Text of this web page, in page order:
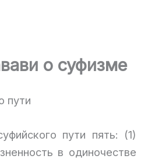
о суфизме
пути
пути пять: (1)
в одиночестве